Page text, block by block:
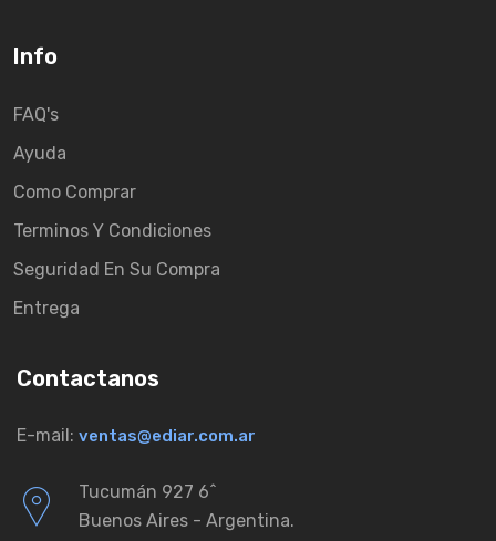
Info
FAQ's
Ayuda
Como Comprar
Terminos Y Condiciones
Seguridad En Su Compra
Entrega
Contactanos
E-mail: ventas@ediar.com.ar
Tucumán 927 6ˆ
Buenos Aires - Argentina.